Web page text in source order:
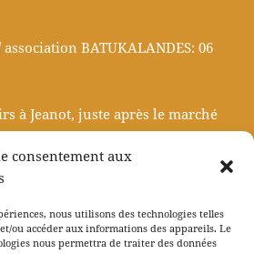
consentement aux
nous utilisons des technologies telles
ou accéder aux informations des appareils. Le
nous permettra de traiter des données
BATUKALANDES: 06
à Jeanot, juste après le marché